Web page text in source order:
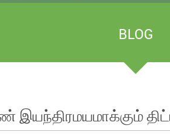
BLOG
இயந்திரமயமாக்கும்